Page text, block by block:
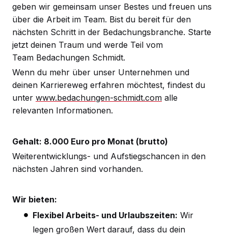
geben wir gemeinsam unser Bestes und freuen uns
über die Arbeit im Team. Bist du bereit für den
nächsten Schritt in der Bedachungsbranche. Starte
jetzt deinen Traum und werde Teil vom
Team Bedachungen Schmidt.
Wenn du mehr über unser Unternehmen und
deinen Karriereweg erfahren möchtest, findest du
unter www.bedachungen-schmidt.com alle
relevanten Informationen.
Gehalt: 8.000 Euro pro Monat (brutto)
Weiterentwicklungs- und Aufstiegschancen in den
nächsten Jahren sind vorhanden.
Wir bieten:
Flexibel Arbeits- und Urlaubszeiten: Wir
legen großen Wert darauf, dass du dein